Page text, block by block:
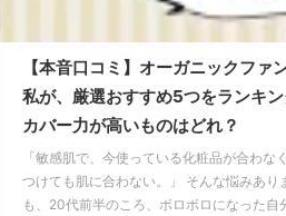
【本音口コミ】オーガニックファ
私が、厳選おすすめ5つをランキ
カバー力が高いものはどれ？
「敏感肌で、今使っている化粧品が合わな
つけても肌に合わない。」 そんな悩みあ
も、20代前半のころ、ボロボロになった自